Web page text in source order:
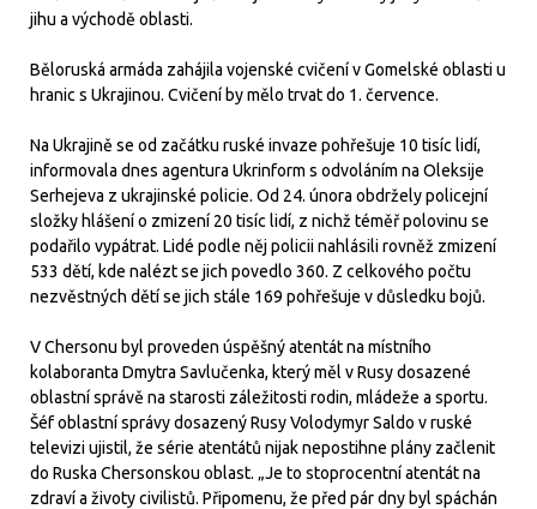
jihu a východě oblasti.
Běloruská armáda zahájila vojenské cvičení v Gomelské oblasti u
hranic s Ukrajinou. Cvičení by mělo trvat do 1. července.
Na Ukrajině se od začátku ruské invaze pohřešuje 10 tisíc lidí,
informovala dnes agentura Ukrinform s odvoláním na Oleksije
Serhejeva z ukrajinské policie. Od 24. února obdržely policejní
složky hlášení o zmizení 20 tisíc lidí, z nichž téměř polovinu se
podařilo vypátrat. Lidé podle něj policii nahlásili rovněž zmizení
533 dětí, kde nalézt se jich povedlo 360. Z celkového počtu
nezvěstných dětí se jich stále 169 pohřešuje v důsledku bojů.
V Chersonu byl proveden úspěšný atentát na místního
kolaboranta Dmytra Savlučenka, který měl v Rusy dosazené
oblastní správě na starosti záležitosti rodin, mládeže a sportu.
Šéf oblastní správy dosazený Rusy Volodymyr Saldo v ruské
televizi ujistil, že série atentátů nijak nepostihne plány začlenit
do Ruska Chersonskou oblast. „Je to stoprocentní atentát na
zdraví a životy civilistů. Připomenu, že před pár dny byl spáchán